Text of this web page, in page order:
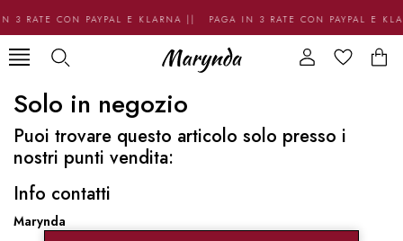
3 RATE CON PAYPAL E KLARNA || PAGA IN 3 RATE CON PAYPAL E
Solo in negozio
Puoi trovare questo articolo solo presso i
nostri punti vendita:
Info contatti
Marynda